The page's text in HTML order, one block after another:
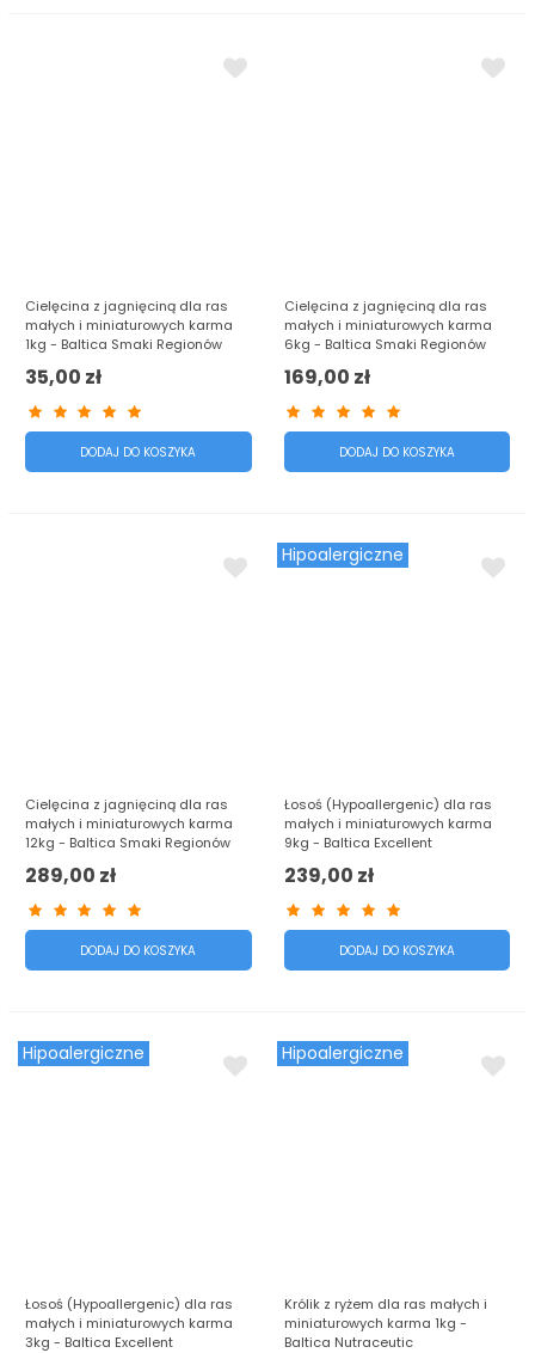
Cielęcina z jagnięciną dla ras
małych i miniaturowych karma
1kg - Baltica Smaki Regionów
35,00 zł
DODAJ DO KOSZYKA
Cielęcina z jagnięciną dla ras
małych i miniaturowych karma
6kg - Baltica Smaki Regionów
169,00 zł
DODAJ DO KOSZYKA
Cielęcina z jagnięciną dla ras
małych i miniaturowych karma
12kg - Baltica Smaki Regionów
289,00 zł
DODAJ DO KOSZYKA
Hipoalergiczne
Łosoś (Hypoallergenic) dla ras
małych i miniaturowych karma
9kg - Baltica Excellent
239,00 zł
DODAJ DO KOSZYKA
Hipoalergiczne
Łosoś (Hypoallergenic) dla ras
małych i miniaturowych karma
3kg - Baltica Excellent
Hipoalergiczne
Królik z ryżem dla ras małych i
miniaturowych karma 1kg -
Baltica Nutraceutic